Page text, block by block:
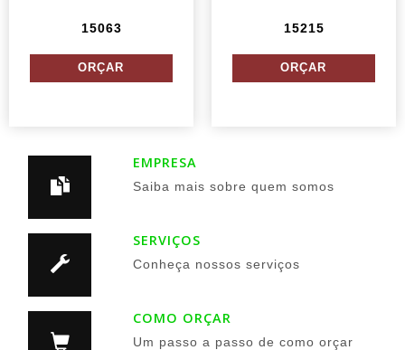
15063 15215
EMPRESA
Saiba mais sobre quem somos
SERVIÇOS
Conheça nossos serviços
COMO ORÇAR
Um passo a passo de como orçar